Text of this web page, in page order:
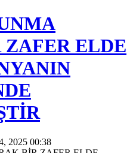
ELDE
2025 00:38